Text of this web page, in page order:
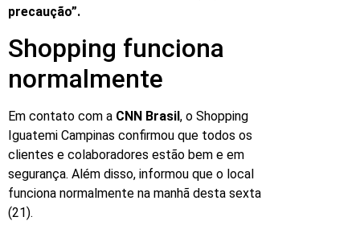
precaução”.
Shopping funciona
normalmente
Em contato com a CNN Brasil, o Shopping
Iguatemi Campinas confirmou que todos os
clientes e colaboradores estão bem e em
segurança. Além disso, informou que o local
funciona normalmente na manhã desta sexta
(21).